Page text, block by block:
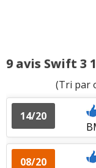
9 avis Swift 3
(Tri par
14/20
08/20